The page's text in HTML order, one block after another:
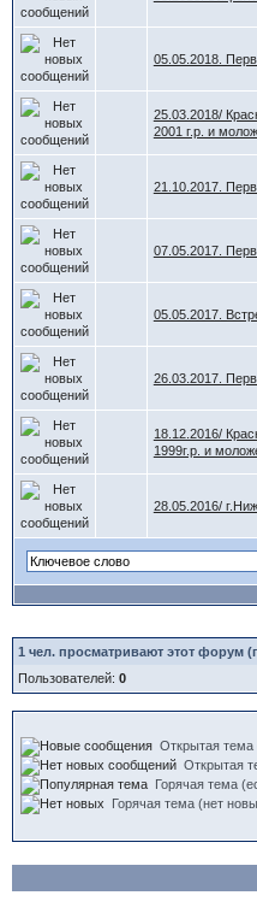
05.05.2018.
25.03.2018/
2001 г.р. и
21.10.2017.
07.05.2017.
05.05.2017.
26.03.2017.
18.12.2016/
1999г.р. и
28.05.2016/
1 чел. просматривают этот форум
Пользователей: 0
Открытая тема
Открытая
Горячая тема
Горячая тема (нет